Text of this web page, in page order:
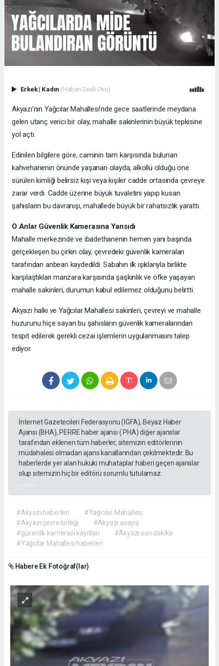
Erkek| Kadın (Haberi Sesli Oku)
Akyazı’nın Yağcılar Mahallesi’nde gece saatlerinde meydana
gelen utanç verici bir olay, mahalle sakinlerinin büyük tepkisine
yol açtı.
Edinilen bilgilere göre, caminin tam karşısında bulunan
kahvehanenin önünde yaşanan olayda, alkollü olduğu öne
sürülen kimliği belirsiz kişi veya kişiler cadde ortasında çevreye
zarar verdi. Cadde üzerine büyük tuvaletini yapıp kusan
şahısların bu davranışı, mahallede büyük bir rahatsızlık yarattı.
O Anlar Güvenlik Kamerasına Yansıdı
Mahalle merkezinde ve ibadethanenin hemen yanı başında
gerçekleşen bu çirkin olay, çevredeki güvenlik kameraları
tarafından anbean kaydedildi. Sabahın ilk ışıklarıyla birlikte
karşılaştıkları manzara karşısında şaşkınlık ve öfke yaşayan
mahalle sakinleri, durumun kabul edilemez olduğunu belirtti.
Akyazı halkı ve Yağcılar Mahallesi sakinleri, çevreyi ve mahalle
huzurunu hiçe sayan bu şahısların güvenlik kameralarından
tespit edilerek gerekli cezai işlemlerin uygulanmasını talep
ediyor.
İnternet Gazetecileri Federasyonu (İGFA), Beyaz Haber
Ajansı (BHA), PERRE haber ajansı ( PHA) diğer ajanslar
tarafından eklenen tüm haberler, sitemizin editörlerinin
müdahalesi olmadan ajans kanallarından çekilmektedir. Bu
haberlerde yer alan hukuki muhataplar haberi geçen ajanslar
olup sitemizin hiç bir editörü sorumlu tutulamaz.
#Akyazı haberleri
#Yağcılar Mahallesi
#Akyazı çevre kirliliği
#Akyazı asayiş
#güvenlik kamerası kayıtları
#Akyazı son dakika
#Yağcılar Mahallesi haberleri
Habere Ek Fotoğraf(lar)